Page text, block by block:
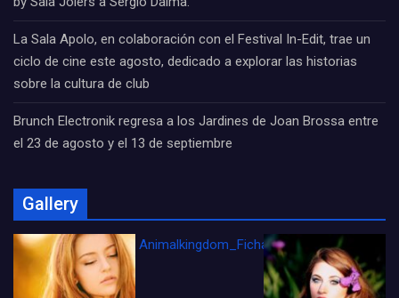
La Sala Apolo, en colaboración con el Festival In-Edit, trae un
ciclo de cine este agosto, dedicado a explorar las historias
sobre la cultura de club
Brunch Electronik regresa a los Jardines de Joan Brossa entre
el 23 de agosto y el 13 de septiembre
Gallery
Animalkingdom_FichaCine